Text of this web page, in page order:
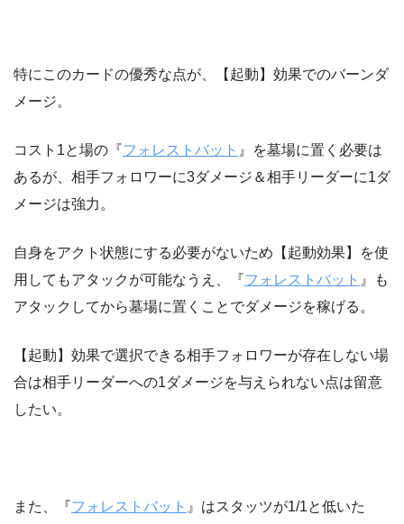
特にこのカードの優秀な点が、【起動】効果でのバーンダ
メージ。
コスト1と場の『フォレストバット 』を墓場に置く必要は
あるが、相手フォロワーに3ダメージ＆相手リーダーに1ダ
メージは強力。
自身をアクト状態にする必要がないため【起動効果】を使
用してもアタックが可能なうえ、『フォレストバット 』も
アタックしてから墓場に置くことでダメージを稼げる。
【起動】効果で選択できる相手フォロワーが存在しない場
合は相手リーダーへの1ダメージを与えられない点は留意
したい。
また、『フォレストバット 』はスタッツが1/1と低いた